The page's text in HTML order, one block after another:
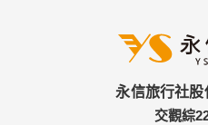
永信旅行社股
交觀綜